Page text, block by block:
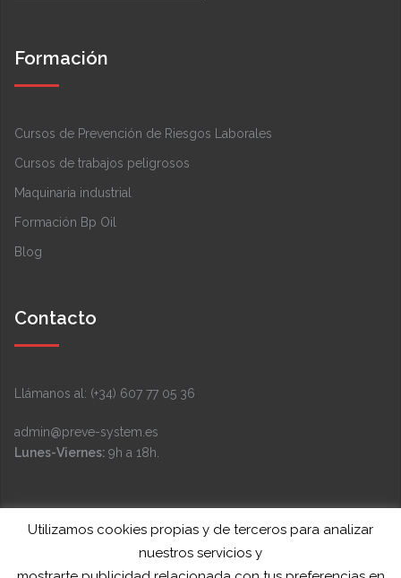
Formación
Cursos de Prevención de Riesgos Laborales
Cursos de trabajos peligrosos
Maquinaria industrial
Formación Bp Oil
Blog
Contacto
Llámanos al: (+34) 607 77 05 36
admin@preve-system.es
Lunes-Viernes: 9h a 18h.
Facebook InstagramLinkedIn YouTube Twitter